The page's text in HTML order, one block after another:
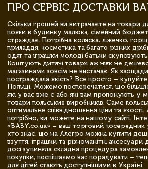
ПРО СЕРВІС ДОСТАВКИ
Скільки грошей ви витрачаєте на товари
появи в будинку малюка, сімейний бюджет
страждає. Потрібна коляска, ліжечко,
приладдя, косметика та багато різних
одяг та іграшки молоді батьки
Коштують дитячі товари аж ніяк не
магазинами зовсім не вистачає. Як
постраждала якість? Все просто –
Польщі. Можемо посперечатися, що
які у вас вже є або які вам пропонують у
товари польських виробників. Саме
оптимальне співвідношення ціни та
потрібно, ви можете на нашому сайті.
«BABY.co.ua» – ваш торговий посередник
хто знає, що на Алегро можна купити
взуття, іграшки та різноманітні аксесуари
досі зупиняла складна процедура
покупки, поспішаємо вас порадувати –
для дітей стають доступнішими в Україні.